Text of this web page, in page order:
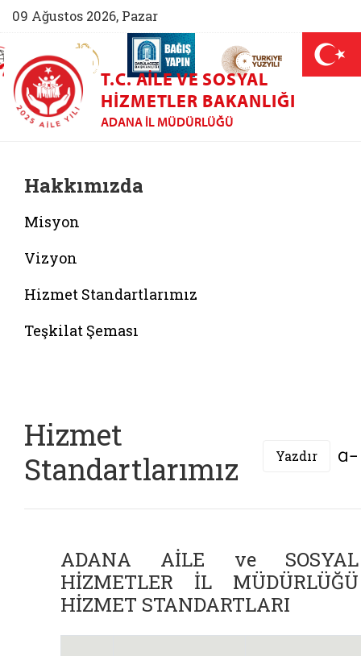
09 Ağustos 2026, Pazar
(yeni sekmede açılır)
AİLEM İletişim Merkezi (yeni sekmede açılır)
Aile ve Nüfus On Yılı (yeni sekmede açılır)
Darülaceze bağış sayfası (yeni
T.C. AILE VE SOSYAL
HIZMETLER BAKANLIĞI
ADANA İL MÜDÜRLÜĞÜ
Hakkımızda
Misyon
Vizyon
Hizmet Standartlarımız
Teşkilat Şeması
Hizmet
Standartlarımız
Yazdır
ADANA AİLE ve SOSYAL
HİZMETLER İL MÜDÜRLÜĞÜ
HİZMET STANDARTLARI